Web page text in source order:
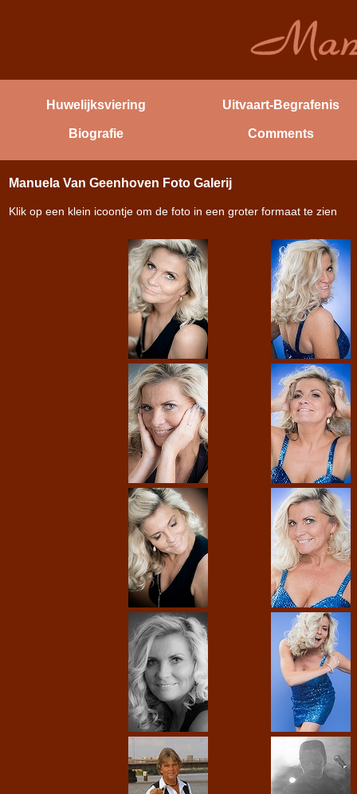
Huwelijksviering Uitvaart-Begrafenis
Biografie Comments
Manuela Van Geenhoven Foto Galerij
Klik op een klein icoontje om de foto in een groter formaat te zien